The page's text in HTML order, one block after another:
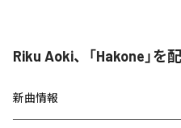
Riku Aoki、「Hakone」を
新曲情報